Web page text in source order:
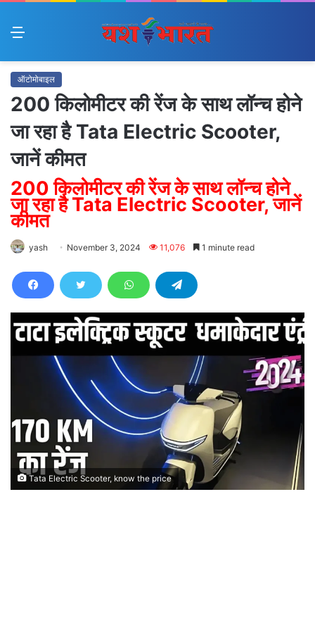
Menu
ऑटोमोबाइल
200 किलोमीटर की रेंज के साथ लॉन्च होने
जा रहा है Tata Electric Scooter,
जानें कीमत
200 किलोमीटर की रेंज के साथ लॉन्च होने
जा रहा है Tata Electric Scooter, जानें
कीमत
yash November 3, 2024 11,076 1 minute read
Tata Electric Scooter, know the price